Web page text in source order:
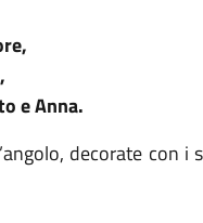
e Anna.
decorate con